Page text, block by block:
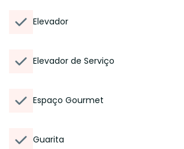
Elevador
Elevador de Serviço
Espaço Gourmet
Guarita